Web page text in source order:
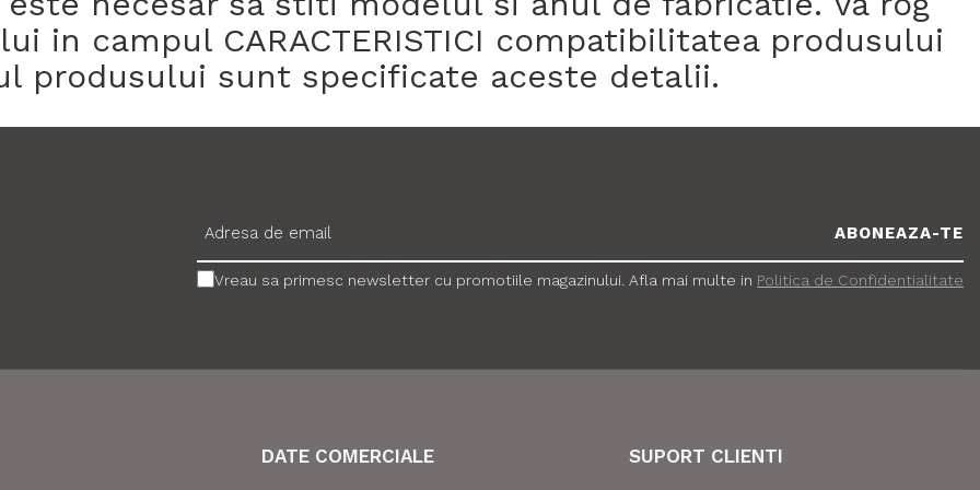
in campul CARACTERISTICI compatibilitatea produsului
produsului sunt specificate aceste detalii.
Vreau sa primesc newsletter cu promotiile magazinului. Afla mai multe in Politica de Confidentialitate
DATE COMERCIALE SUPORT CLIENTI